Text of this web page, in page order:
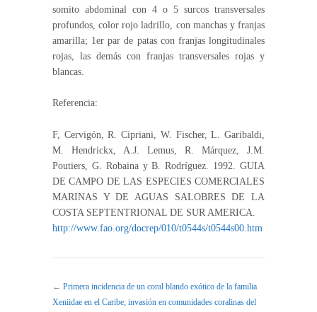
somito abdominal con 4 o 5 surcos transversales
profundos, color rojo ladrillo, con manchas y franjas
amarilla; 1er par de patas con franjas longitudinales
rojas, las demás con franjas transversales rojas y
blancas.
Referencia:
F, Cervigón, R. Cipriani, W. Fischer, L. Garibaldi,
M. Hendrickx, A.J. Lemus, R. Márquez, J.M.
Poutiers, G. Robaina y B. Rodríguez. 1992. GUIA
DE CAMPO DE LAS ESPECIES COMERCIALES
MARINAS Y DE AGUAS SALOBRES DE LA
COSTA SEPTENTRIONAL DE SUR AMERICA.
http://www.fao.org/docrep/010/t0544s/t0544s00.htm
← Primera incidencia de un coral blando exótico de la familia
Xeniidae en el Caribe; invasión en comunidades coralinas del